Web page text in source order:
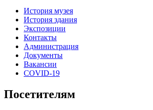
История музея
История здания
Экспозиции
Контакты
Администрация
Документы
Вакансии
COVID-19
Посетителям